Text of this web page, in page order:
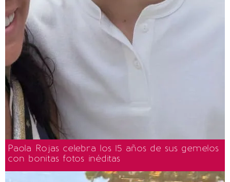
Paola Rojas celebra los 15 años de sus gemelos
con bonitas fotos inéditas